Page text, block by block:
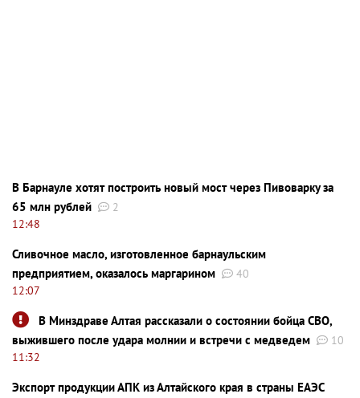
В Барнауле хотят построить новый мост через Пивоварку за
65 млн рублей
2
12:48
Сливочное масло, изготовленное барнаульским
предприятием, оказалось маргарином
40
12:07
В Минздраве Алтая рассказали о состоянии бойца СВО,
выжившего после удара молнии и встречи с медведем
10
11:32
Экспорт продукции АПК из Алтайского края в страны ЕАЭС